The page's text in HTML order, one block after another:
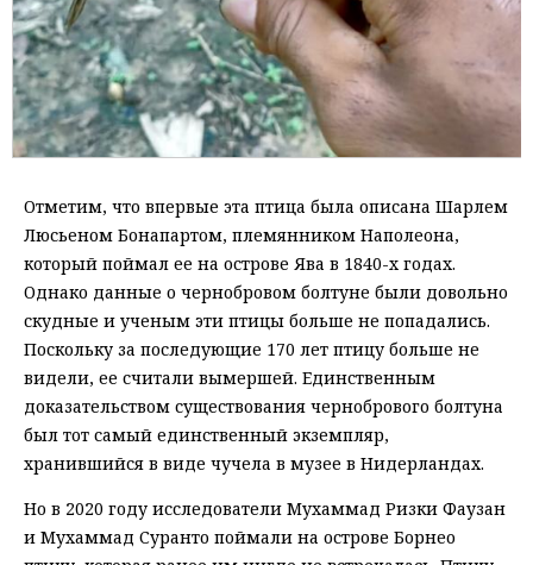
Отметим, что впервые эта птица была описана Шарлем
Люсьеном Бонапартом, племянником Наполеона,
который поймал ее на острове Ява в 1840-х годах.
Однако данные о чернобровом болтуне были довольно
скудные и ученым эти птицы больше не попадались.
Поскольку за последующие 170 лет птицу больше не
видели, ее считали вымершей. Единственным
доказательством существования чернобрового болтуна
был тот самый единственный экземпляр,
хранившийся в виде чучела в музее в Нидерландах.
Но в 2020 году исследователи Мухаммад Ризки Фаузан
и Мухаммад Суранто поймали на острове Борнео